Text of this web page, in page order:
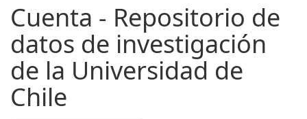
Cuenta - Repositorio de
datos de investigación
de la Universidad de
Chile